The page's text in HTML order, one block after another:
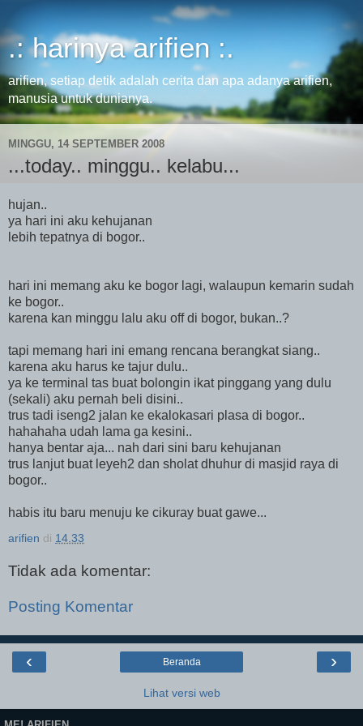
.: harinya arifien :.
arifien, setiap detik adalah cerita dan apa adanya arifien,
manusia untuk dunianya.
MINGGU, 14 SEPTEMBER 2008
...today.. minggu.. kelabu...
hujan..
ya hari ini aku kehujanan
lebih tepatnya di bogor..
hari ini memang aku ke bogor lagi, walaupun kemarin sudah
ke bogor..
karena kan minggu lalu aku off di bogor, bukan..?
tapi memang hari ini emang rencana berangkat siang..
karena aku harus ke tajur dulu..
ya ke terminal tas buat bolongin ikat pinggang yang dulu
(sekali) aku pernah beli disini..
trus tadi iseng2 jalan ke ekalokasari plasa di bogor..
hahahaha udah lama ga kesini..
hanya bentar aja... nah dari sini baru kehujanan
trus lanjut buat leyeh2 dan sholat dhuhur di masjid raya di
bogor..
habis itu baru menuju ke cikuray buat gawe...
arifien di 14.33
Tidak ada komentar:
Posting Komentar
‹ ›
Beranda
Lihat versi web